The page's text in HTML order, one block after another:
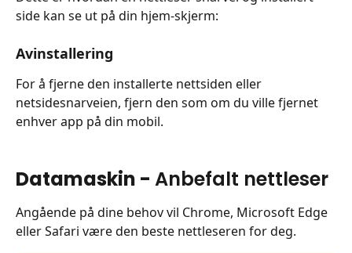
side kan se ut på din hjem-skjerm:
Avinstallering
For å fjerne den installerte nettsiden eller
netsidesnarveien, fjern den som om du ville fjernet
enhver app på din mobil.
Datamaskin - Anbefalt nettleser
Angående på dine behov vil Chrome, Microsoft Edge
eller Safari være den beste nettleseren for deg.